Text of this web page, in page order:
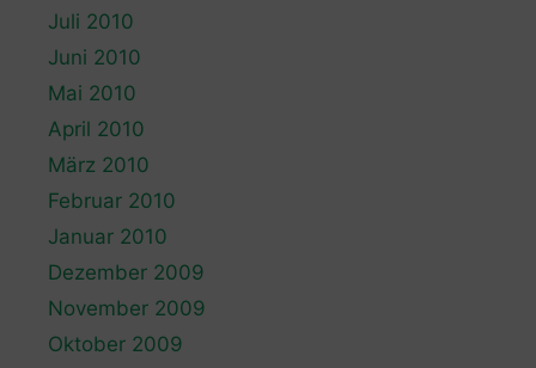
Juli 2010
Juni 2010
Mai 2010
April 2010
März 2010
Februar 2010
Januar 2010
Dezember 2009
November 2009
Oktober 2009